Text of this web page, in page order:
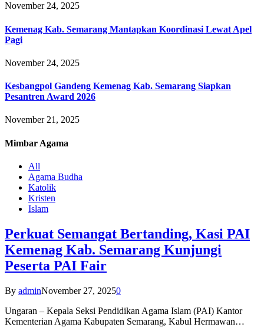
November 24, 2025
Kemenag Kab. Semarang Mantapkan Koordinasi Lewat Apel
Pagi
November 24, 2025
Kesbangpol Gandeng Kemenag Kab. Semarang Siapkan
Pesantren Award 2026
November 21, 2025
Mimbar Agama
All
Agama Budha
Katolik
Kristen
Islam
Perkuat Semangat Bertanding, Kasi PAI
Kemenag Kab. Semarang Kunjungi
Peserta PAI Fair
By adminNovember 27, 20250
Ungaran – Kepala Seksi Pendidikan Agama Islam (PAI) Kantor
Kementerian Agama Kabupaten Semarang, Kabul Hermawan…